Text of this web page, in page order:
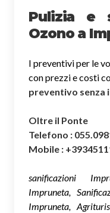
Pulizia e
Ozono a
I preventivi per le
con prezzi e costi
preventivo senza
Oltre il Ponte
Telefono :
Mobile :
sanificazioni
Impruneta,
Impruneta,